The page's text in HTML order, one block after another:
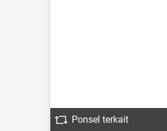
Ponsel terkait